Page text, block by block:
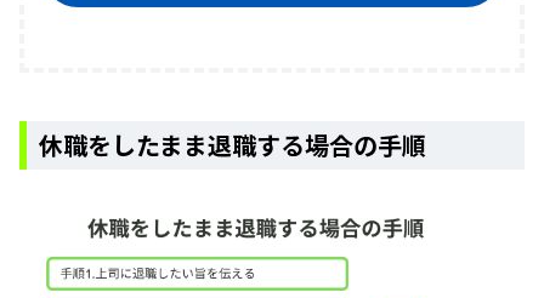
休職をしたまま退職する場合の手順